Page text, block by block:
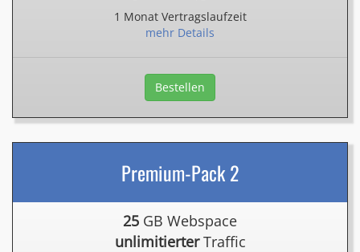
1 Monat Vertragslaufzeit
mehr Details
Bestellen
Premium-Pack 2
25 GB Webspace
unlimitierterTraffic